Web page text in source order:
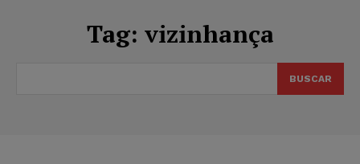
Tag: vizinhança
BUSCAR